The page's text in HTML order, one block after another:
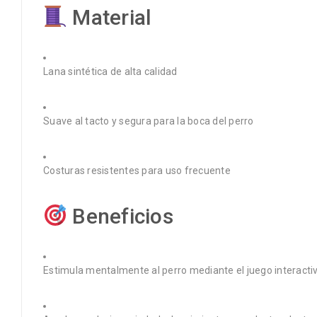
Material
Lana sintética de alta calidad
Suave al tacto y segura para la boca del perro
Costuras resistentes para uso frecuente
Beneficios
Estimula mentalmente al perro mediante el juego